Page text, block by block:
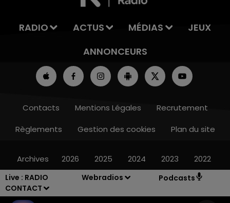
Live : RADIO
CONTACT
Webradios Podcasts
RADIO ACTUS MÉDIAS
JEUX
ANNONCEURS
Contacts Mentions Légales
Recrutement
Règlements
Gestion des cookies Plan du site
Archives 2026 2025 2024 2023 2022